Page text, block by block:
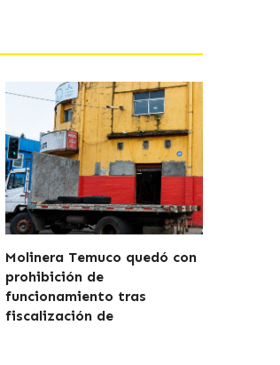
Molinera Temuco quedó con
prohibición de
funcionamiento tras
fiscalización de